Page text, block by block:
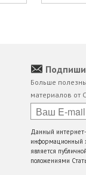
Больше
материалов от
Данный интернет-
информационный
является
положениями